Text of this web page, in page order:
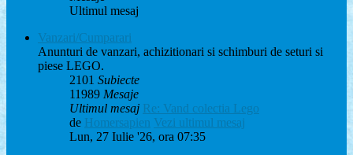
Ultimul mesaj
Vanzari/Cumparari
Anunturi de vanzari, achizitionari si schimburi de seturi si
piese LEGO.
2101 Subiecte
11989 Mesaje
Ultimul mesaj Re: Vand colectia Lego
de Homersapien Vezi ultimul mesaj
Lun, 27 Iulie '26, ora 07:35